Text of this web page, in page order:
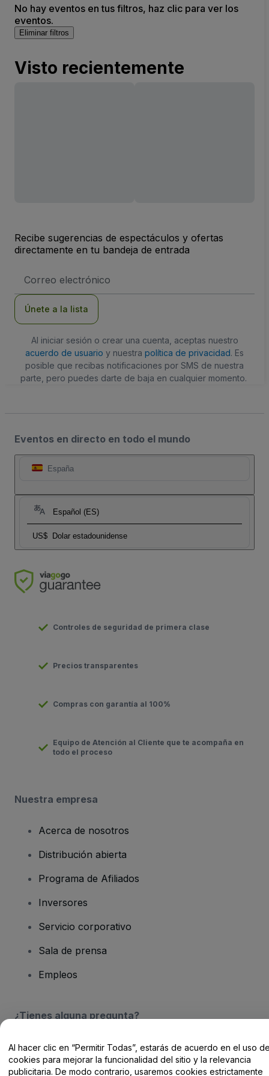
No hay eventos en tus filtros, haz clic para ver los
eventos.
Eliminar filtros
Visto recientemente
Recibe sugerencias de espectáculos y ofertas
directamente en tu bandeja de entrada
de
Únete a la lista
Al iniciar sesión o crear una cuenta, aceptas nuestro
acuerdo de usuario y nuestra política de privacidad. Es
posible que recibas notificaciones por SMS de nuestra
parte, pero puedes darte de baja en cualquier momento.
Eventos en directo en todo el mundo
España
Español (ES)
US$ Dolar estadounidense
Controles de seguridad de primera clase
Precios transparentes
Compras con garantía al 100%
Equipo de Atención al Cliente que te acompaña en
todo el proceso
Nuestra empresa
Acerca de nosotros
Distribución abierta
Programa de Afiliados
Inversores
Servicio corporativo
Sala de prensa
Empleos
¿Tienes alguna pregunta?
Centro de Ayuda / Contacto
Al hacer clic en “Permitir Todas”, estarás de acuerdo en el uso
cookies para mejorar la funcionalidad del sitio y la relevancia
publicitaria. De modo contrario, usaremos cookies estrictamente